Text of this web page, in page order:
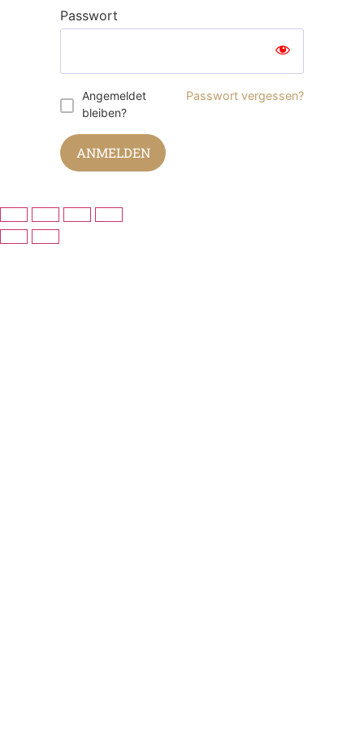
Passwort
Angemeldet
bleiben?
Passwort vergessen?
ANMELDEN